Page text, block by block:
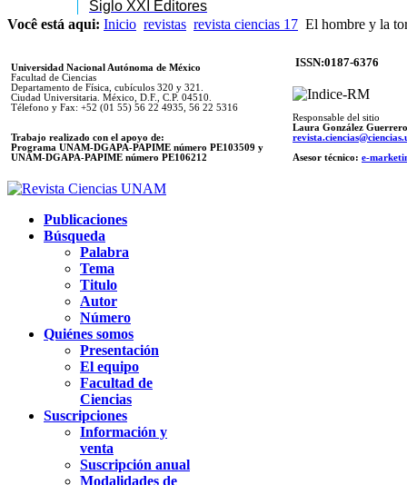
Siglo XXI Editores
Você está aqui: Inicio revistas revista ciencias 17 El hombre y la
Universidad Nacional Autónoma de México
Facultad de Ciencias
Departamento de Física, cubículos 320 y 321.
Ciudad Universitaria. México, D.F., C.P. 04510.
Télefono y Fax: +52 (01 55) 56 22 4935, 56 22 5316
Trabajo realizado con el apoyo de:
Programa UNAM-DGAPA-PAPIME número PE103509 y
UNAM-DGAPA-PAPIME número PE106212
ISSN:0187-6376
Responsable del sitio
Laura González Guerrero
Asesor técnico: e-
Publicaciones
Búsqueda
Palabra
Tema
Titulo
Autor
Número
Quiénes somos
Presentación
El equipo
Facultad de
Ciencias
Suscripciones
Información y
venta
Suscripción anual
Modalidades de